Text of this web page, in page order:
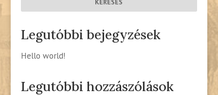
Legutóbbi bejegyzések
Hello world!
Legutóbbi hozzászólások